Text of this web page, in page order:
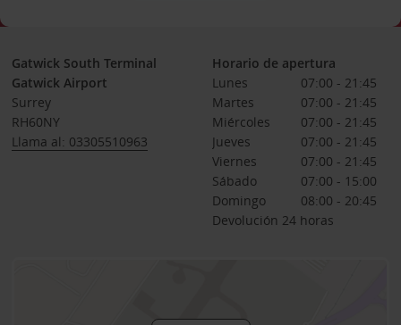
Gatwick South Terminal
Gatwick Airport
Surrey
RH60NY
Llama al: 03305510963
Horario de apertura
Lunes
07:00 - 21:45
Martes
07:00 - 21:45
Miércoles
07:00 - 21:45
Jueves
07:00 - 21:45
Viernes
07:00 - 21:45
Sábado
07:00 - 15:00
Domingo
08:00 - 20:45
Devolución 24 horas